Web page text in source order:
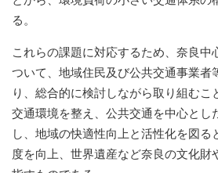
る。
これらの課題に対応するため、奈良中
ついて、地域住民及び公共交通事業者
り、総合的に検討しながら取り組むこ
交通環境を整え、公共交通を中心とし
し、地域の快適性向上と活性化を図る
度を向上、世界遺産など奈良の文化財